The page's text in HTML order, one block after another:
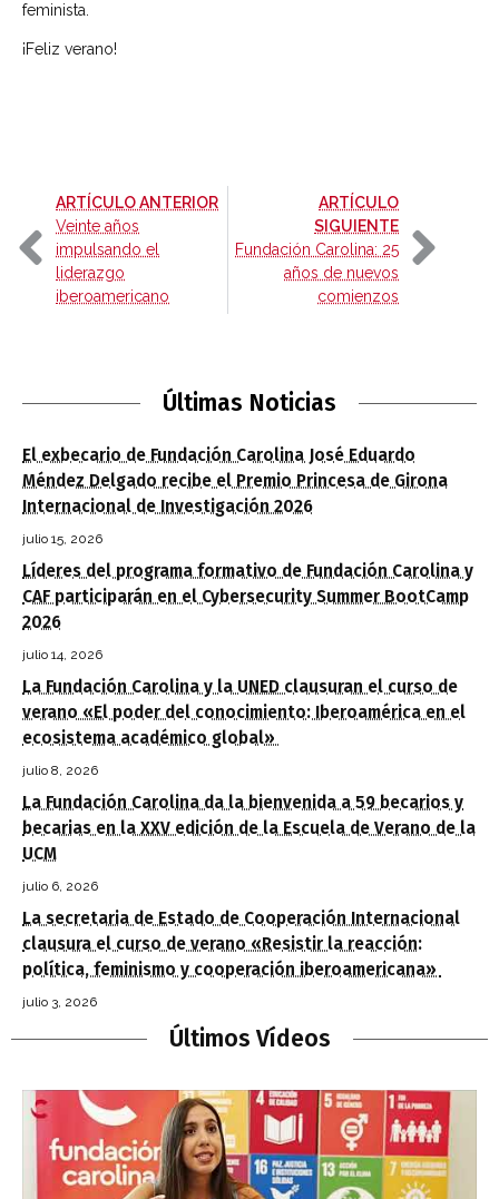
feminista.
¡Feliz verano!
ARTÍCULO ANTERIOR-
Veinte años
impulsando el
liderazgo
iberoamericano
ARTÍCULO
SIGUIENTE-
Fundación Carolina: 25
años de nuevos
comienzos
Últimas Noticias
El exbecario de Fundación Carolina José Eduardo
Méndez Delgado recibe el Premio Princesa de Girona
Internacional de Investigación 2026
julio 15, 2026
Líderes del programa formativo de Fundación Carolina y
CAF participarán en el Cybersecurity Summer BootCamp
2026
julio 14, 2026
La Fundación Carolina y la UNED clausuran el curso de
verano «El poder del conocimiento: Iberoamérica en el
ecosistema académico global»
julio 8, 2026
La Fundación Carolina da la bienvenida a 59 becarios y
becarias en la XXV edición de la Escuela de Verano de la
UCM
julio 6, 2026
La secretaria de Estado de Cooperación Internacional
clausura el curso de verano «Resistir la reacción:
política, feminismo y cooperación iberoamericana»
julio 3, 2026
Últimos Vídeos